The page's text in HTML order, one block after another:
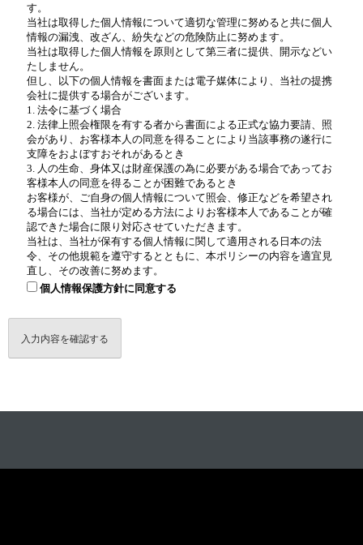
す。
当社は取得した個人情報について適切な管理に努めると共に個人
情報の漏洩、改ざん、紛失などの危険防止に努めます。
当社は取得した個人情報を原則として第三者に提供、開示などい
たしません。
但し、以下の個人情報を書面または電子媒体により、当社の提携
会社に提供する場合がございます。
1. 法令に基づく場合
2. 法律上照会権限を有する者から書面による正式な協力要請、照
会があり、お客様本人の同意を得ることにより当該事務の遂行に
支障をおよぼすおそれがあるとき
3. 人の生命、身体又は財産保護の為に必要がある場合であってお
客様本人の同意を得ることが困難であるとき
お客様が、ご自身の個人情報について照会、修正などを希望され
る場合には、当社が定める方法によりお客様本人であることが確
認できた場合に限り対応させていただきます。
当社は、当社が保有する個人情報に関して適用される日本の法
令、その他規範を遵守するとともに、本ポリシーの内容を適宜見
直し、その改善に努めます。
個人情報保護方針に同意する